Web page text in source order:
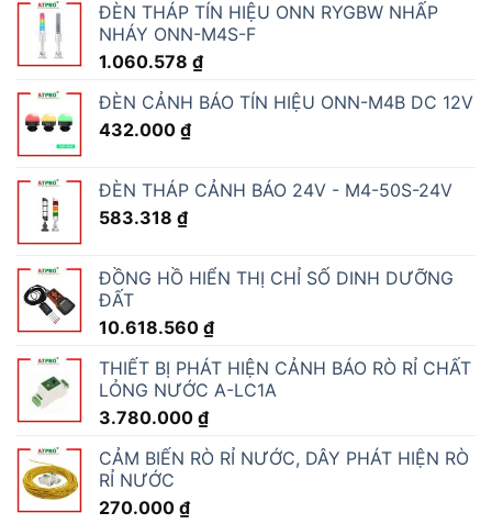
ĐÈN THÁP TÍN HIỆU ONN RYGBW NHẤP
NHÁY ONN-M4S-F
1.060.578 ₫
ĐÈN CẢNH BÁO TÍN HIỆU ONN-M4B DC 12V
432.000 ₫
ĐÈN THÁP CẢNH BÁO 24V - M4-50S-24V
583.318 ₫
ĐỒNG HỒ HIỂN THỊ CHỈ SỐ DINH DƯỠNG
ĐẤT
10.618.560 ₫
THIẾT BỊ PHÁT HIỆN CẢNH BÁO RÒ RỈ CHẤT
LỎNG NƯỚC A-LC1A
3.780.000 ₫
CẢM BIẾN RÒ RỈ NƯỚC, DÂY PHÁT HIỆN RÒ
RỈ NƯỚC
270.000 ₫